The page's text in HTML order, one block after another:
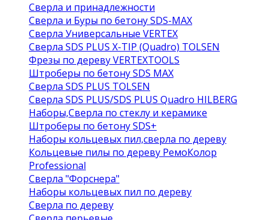
Сверла и принадлежности
Сверла и Буры по бетону SDS-MAX
Сверла Универсальные VERTEX
Сверла SDS PLUS X-TIP (Quadro) TOLSEN
Фрезы по дереву VERTEXTOOLS
Штроберы по бетону SDS MAX
Сверла SDS PLUS TOLSEN
Сверла SDS PLUS/SDS PLUS Quadro HILBERG
Наборы,Сверла по стеклу и керамике
Штроберы по бетону SDS+
Наборы кольцевых пил,сверла по дереву
Кольцевые пилы по дереву РемоКолор
Professional
Сверла "Форснера"
Наборы кольцевых пил по дереву
Сверла по дереву